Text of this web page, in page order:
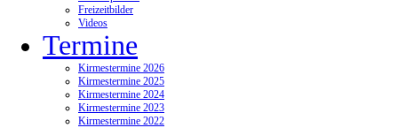
Freizeitbilder
Videos
Termine
Kirmestermine 2026
Kirmestermine 2025
Kirmestermine 2024
Kirmestermine 2023
Kirmestermine 2022